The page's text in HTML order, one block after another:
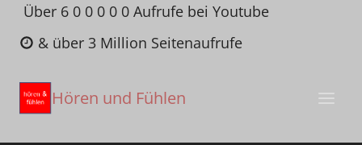
Zum
Inhalt
springen
Über 6 0 0 0 0 0 Aufrufe bei Youtube
& über 3 Million Seitenaufrufe
Hören und Fühlen